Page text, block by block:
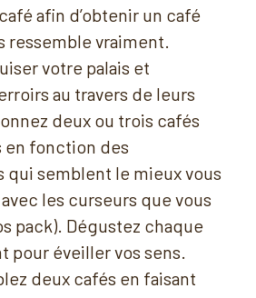
afin d’obtenir un café
ressemble vraiment.
votre palais et
au travers de leurs
deux ou trois cafés
en fonction des
semblent le mieux vous
les curseurs que vous
pack). Dégustez chaque
pour éveiller vos sens.
deux cafés en faisant